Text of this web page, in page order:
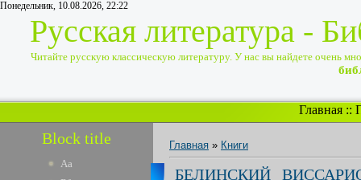
Понедельник, 10.08.2026, 22:22
Русская литература -
Читайте русскую классическую литературу. У нас вы найдете очень
Главная ::
Block title
Аа
Главная » Книги
БЕЛИНСКИЙ